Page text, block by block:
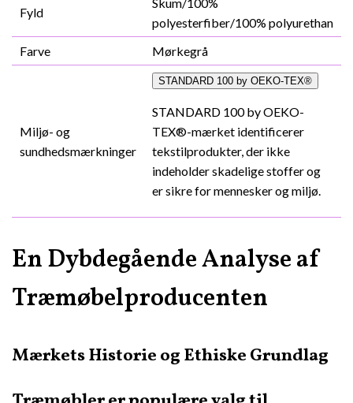
Fyld
polyesterfiber/100% polyurethan
Farve
Mørkegrå
Miljø- og
sundhedsmærkninger
STANDARD 100 by OEKO-TEX®
STANDARD 100 by OEKO-
TEX®-mærket identificerer
tekstilprodukter, der ikke
indeholder skadelige stoffer og
er sikre for mennesker og miljø.
En Dybdegående Analyse af
Træmøbelproducenten
Mærkets Historie og Ethiske Grundlag